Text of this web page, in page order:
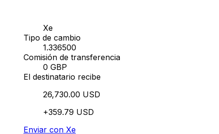
Xe
Tipo de cambio
1.336500
Comisión de transferencia
0 GBP
El destinatario recibe
26,730.00 USD
+359.79 USD
Enviar con Xe